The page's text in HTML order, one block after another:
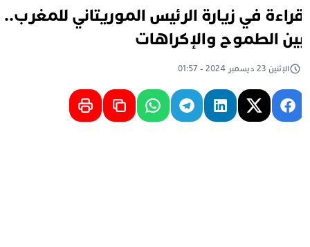
في زيارة الرئيس الموريتاني للمغرب..
الطموح والإكراهات
الإثنين 23 ديسمبر 2024 - 01:57